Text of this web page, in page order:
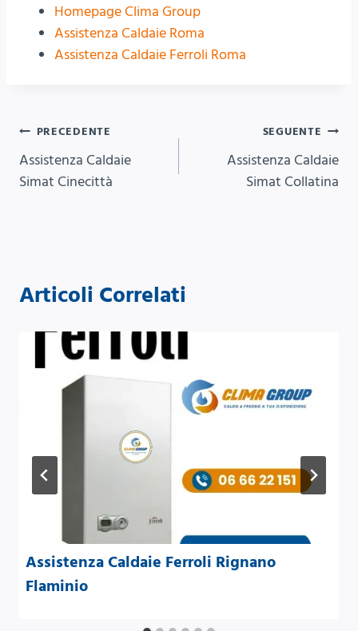
Homepage Clima Group
Assistenza Caldaie Roma
Assistenza Caldaie Ferroli Roma
Navigazione
articoli
PRECEDENTE
Assistenza Caldaie
Simat Cinecittà
SEGUENTE
Assistenza Caldaie
Simat Collatina
Articoli Correlati
Assistenza Caldaie Ferroli Rignano
Flaminio